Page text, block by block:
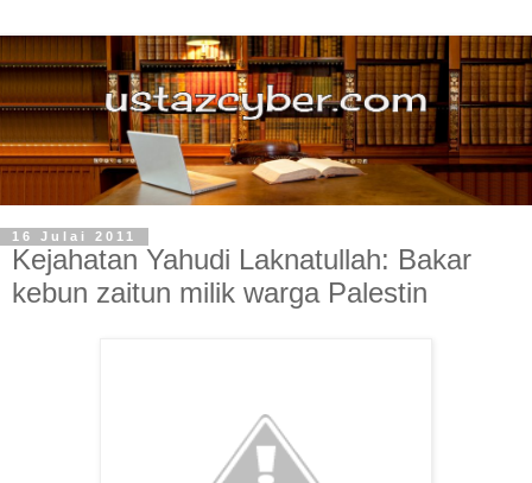
16 Julai 2011
Kejahatan Yahudi Laknatullah: Bakar
kebun zaitun milik warga Palestin